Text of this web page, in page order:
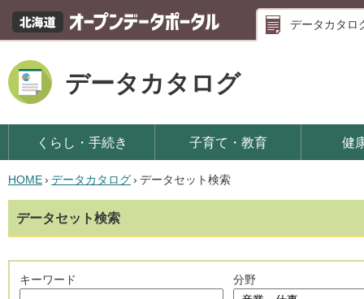
データカタロ
データカタログ
くらし・手続き 子育て・教育 健
HOME› データカタログ› データセット検索
データセット検索
キーワード 分野